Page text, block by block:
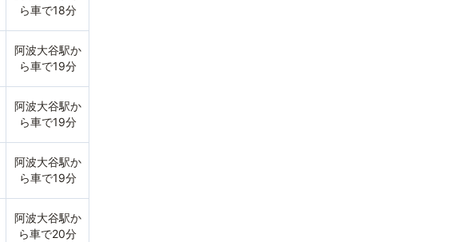
ら車で18分
阿波大谷駅か
ら車で19分
阿波大谷駅か
ら車で19分
阿波大谷駅か
ら車で19分
阿波大谷駅か
ら車で20分